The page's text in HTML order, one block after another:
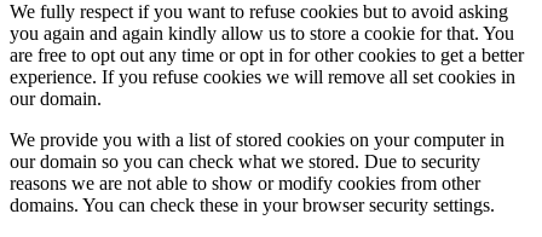
We fully respect if you want to refuse cookies but to avoid asking
you again and again kindly allow us to store a cookie for that. You
are free to opt out any time or opt in for other cookies to get a better
experience. If you refuse cookies we will remove all set cookies in
our domain.
We provide you with a list of stored cookies on your computer in
our domain so you can check what we stored. Due to security
reasons we are not able to show or modify cookies from other
domains. You can check these in your browser security settings.